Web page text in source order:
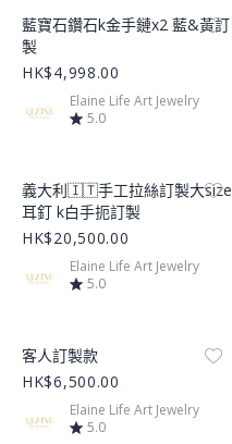
Product Image
藍寶石鑽石k金手鏈x2 藍&黃訂
製
HK$4,998.00
Elaine Life Art Jewelry
5.0
Product Image
義大利🇮🇹手工拉絲訂製大size
耳釘 k白手扼訂製
HK$20,500.00
Elaine Life Art Jewelry
5.0
Product Image
客人訂製款
HK$6,500.00
Elaine Life Art Jewelry
5.0